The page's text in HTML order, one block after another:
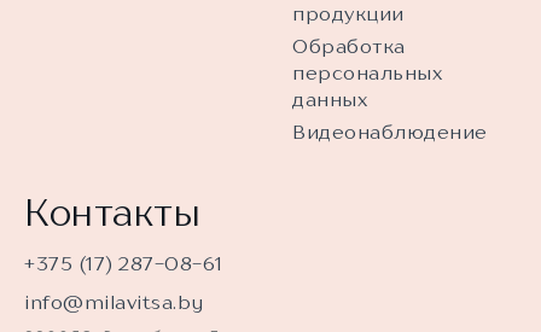
продукции
Обработка
персональных
данных
Видеонаблюдение
Контакты
+375 (17) 287-08-61
info@milavitsa.by